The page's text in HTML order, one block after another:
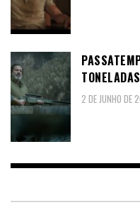
2 DE JUNHO DE